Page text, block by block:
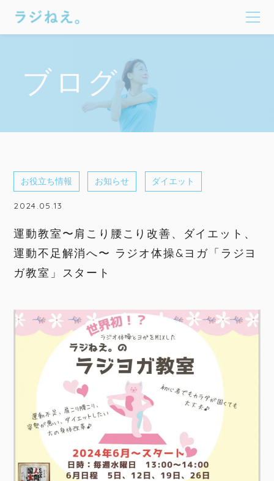
ブログ
お役立ち情報 お知らせ ダイエット
2024.05.13
運動教室〜肩こり腰こり改善、ダイエット、
運動不足解消へ〜 ラジオ体操&ヨガ「ラジヨ
ガ教室」スタート